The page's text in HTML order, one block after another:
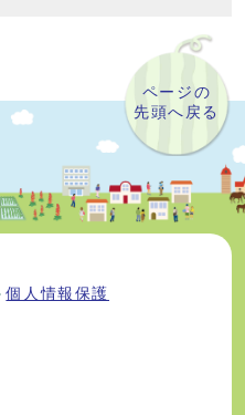
ページの
先頭へ戻る
個人情報保護